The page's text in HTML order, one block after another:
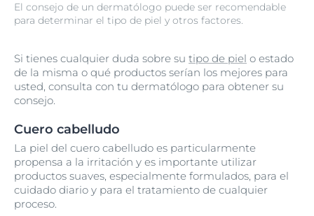
El consejo de un dermatólogo puede ser recomendable
para determinar el tipo de piel y otros factores.
Si tienes cualquier duda sobre su tipo de piel o estado
de la misma o qué productos serían los mejores para
usted, consulta con tu dermatólogo para obtener su
consejo.
Cuero cabelludo
La piel del cuero cabelludo es particularmente
propensa a la irritación y es importante utilizar
productos suaves, especialmente formulados, para el
cuidado diario y para el tratamiento de cualquier
proceso.